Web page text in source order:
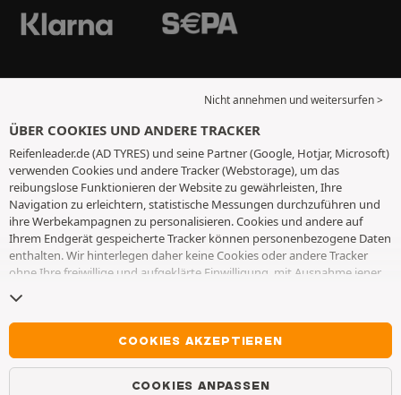
Nicht annehmen und weitersurfen >
ÜBER COOKIES UND ANDERE TRACKER
Reifenleader.de (AD TYRES) und seine Partner (Google, Hotjar, Microsoft)
verwenden Cookies und andere Tracker (Webstorage), um das
reibungslose Funktionieren der Website zu gewährleisten, Ihre
Navigation zu erleichtern, statistische Messungen durchzuführen und
ihre Werbekampagnen zu personalisieren. Cookies und andere auf
Ihrem Endgerät gespeicherte Tracker können personenbezogene Daten
enthalten. Wir hinterlegen daher keine Cookies oder andere Tracker
ohne Ihre freiwillige und aufgeklärte Einwilligung, mit Ausnahme jener,
Auswahl für einen Zeitraum von 6 Monaten. Sie können Ihre
Einwilligung jederzeit widerrufen, indem Sie die WebseiteCookies und
besuchen. Sie haben die Möglichkeit, Ihre Navigation
fortzusetzen, ohne die Hinterlegung von Cookies oder anderen
Trackern zu akzeptieren. Die Ablehnung hat keinen Einfluss auf Ihren
Zugriff zu den angebotenen Dienstleistungen AD TYRES. Weitere
COOKIES AKZEPTIEREN
COOKIES ANPASSEN